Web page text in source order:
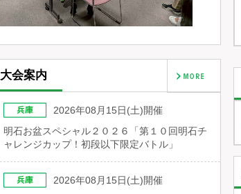
大会案内
2026年08月15日(土)開催
明石お盆スペシャル２０２６「第１０回明石チ
ャレンジカップ！初段以下限定バトル」
2026年08月15日(土)開催